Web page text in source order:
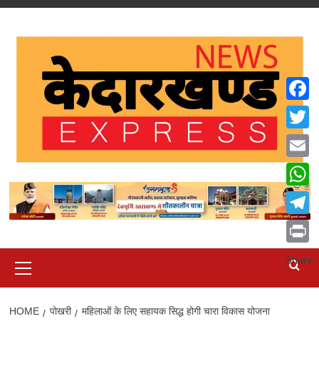
Skip
Menu
HOME पोखरी महिलाओं के लिए सहायक सिद्ध होगी चारा विकास योजना
Email
Print
Share